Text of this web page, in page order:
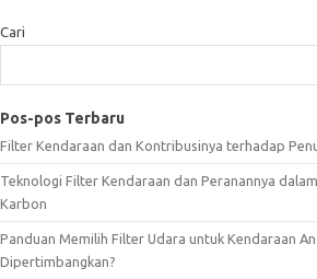
Cari
Pos-pos Terbaru
Filter Kendaraan dan Kontribusinya terhadap
Teknologi Filter Kendaraan dan Peranannya
Karbon
Panduan Memilih Filter Udara untuk Kendaraan
Dipertimbangkan?